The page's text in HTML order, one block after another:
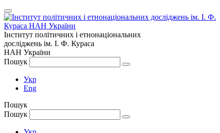
Інститут політичних і етнонаціональних
досліджень ім. І. Ф. Кураса
НАН України
Пошук
Укр
Eng
Пошук
Пошук